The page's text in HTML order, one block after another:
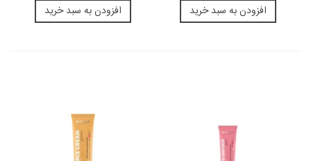
افزودن به سبد خرید افزودن به سبد خرید